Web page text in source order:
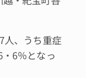
人、うち重症
6％となっ